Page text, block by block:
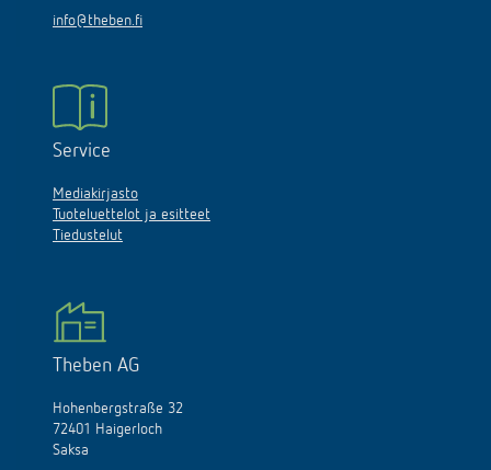
info@theben.fi
Service
Mediakirjasto
Tuoteluettelot ja esitteet
Tiedustelut
Theben AG
Hohenbergstraße 32
72401 Haigerloch
Saksa